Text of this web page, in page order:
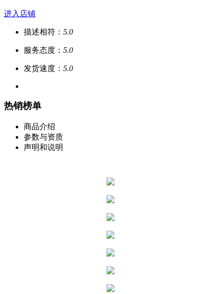
进入店铺
描述相符： 5.0
服务态度： 5.0
发货速度： 5.0
热销榜单
商品介绍
参数与资质
声明和说明